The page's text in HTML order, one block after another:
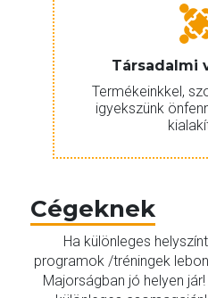
Társadalmi
Termékeinkkel,
igyekszünk
Cégeknek
Ha különleges
programok /tréningek
Majorságban jó helyen